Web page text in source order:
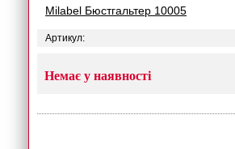
Milabel Бюстгальтер 10005
Артикул:
Немає у наявності